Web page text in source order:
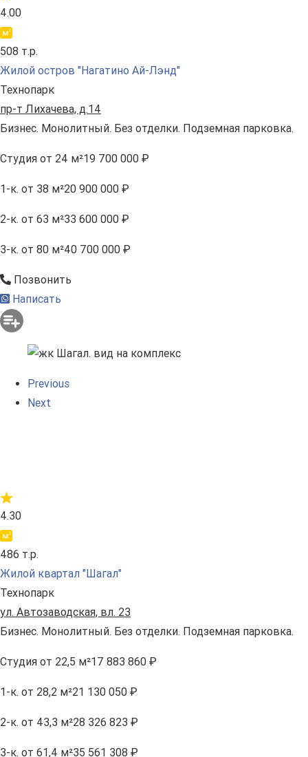
4.00
508 т.р.
Жилой остров "Нагатино Ай-Лэнд"
Технопарк
пр-т Лихачева, д.14
Бизнес. Монолитный. Без отделки. Подземная парковка.
Студия от 24 м²19 700 000 ₽
1-к. от 38 м²20 900 000 ₽
2-к. от 63 м²33 600 000 ₽
3-к. от 80 м²40 700 000 ₽
Позвонить
Написать
Previous
Next
4.30
486 т.р.
Жилой квартал "Шагал"
Технопарк
ул. Автозаводская, вл. 23
Бизнес. Монолитный. Без отделки. Подземная парковка.
Студия от 22,5 м²17 883 860 ₽
1-к. от 28,2 м²21 130 050 ₽
2-к. от 43,3 м²28 326 823 ₽
3-к. от 61,4 м²35 561 308 ₽